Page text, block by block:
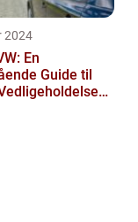
2024
En
Guide til